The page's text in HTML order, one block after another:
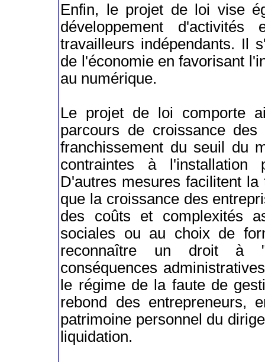
Enfin, le projet de loi vise
développement
travailleurs indépendants. Il
de l'économie en favorisant
au numérique.
Le projet de loi comporte
parcours de croissance
franchissement du seuil du
contraintes à l'installation
D'autres mesures facilitent
que la croissance des
des coûts et complexités
sociales ou au choix de
reconnaître un droit à
conséquences
le régime de la faute de
rebond des entrepreneurs,
patrimoine personnel du
liquidation.